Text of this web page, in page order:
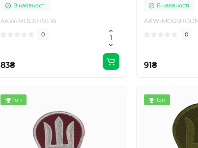
В наявності
AKW-MOGSHNEW
0
83₴
В наявності
AKW-
0
91₴
Топ Топ